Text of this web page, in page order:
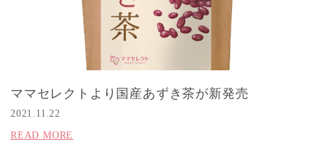
ママセレクトより国産あずき茶が新発売
2021.11.22
READ MORE